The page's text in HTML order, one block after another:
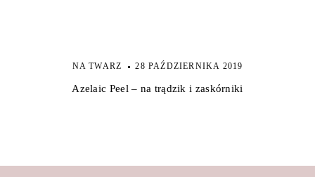
NA TWARZ 28 PAŹDZIERNIKA 2019
Azelaic Peel – na trądzik i zaskórniki